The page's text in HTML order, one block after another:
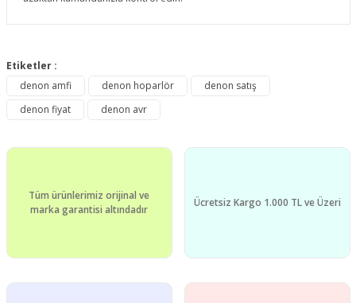
konularda yetersiz gördüğünüz noktaları öneri formunu
Görüş ve önerileriniz için teşekkür ederiz.
Ürün açıklamasında eksik bilgiler bulunuyor.
Ürün fiyatı diğer sitelerden daha pahalı.
Etiketler :
denon amfi
denon hoparlör
denon satış
denon fiyat
denon avr
Tüm ürünlerimiz orijinal ve
marka garantisi altındadır
Ücretsiz Kargo 1.000 TL ve Üzeri